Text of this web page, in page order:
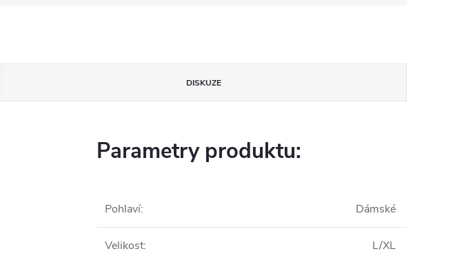
DISKUZE
Parametry produktu:
Pohlaví: Dámské
Velikost: L/XL